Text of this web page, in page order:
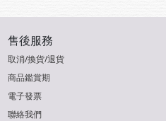
售後服務
取消/換貨/退貨
商品鑑賞期
電子發票
聯絡我們